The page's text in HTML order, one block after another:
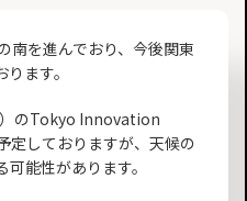
南を進んでおり、今後関東
ます。
）のTokyo Innovation
定しておりますが、天候の
能性があります。